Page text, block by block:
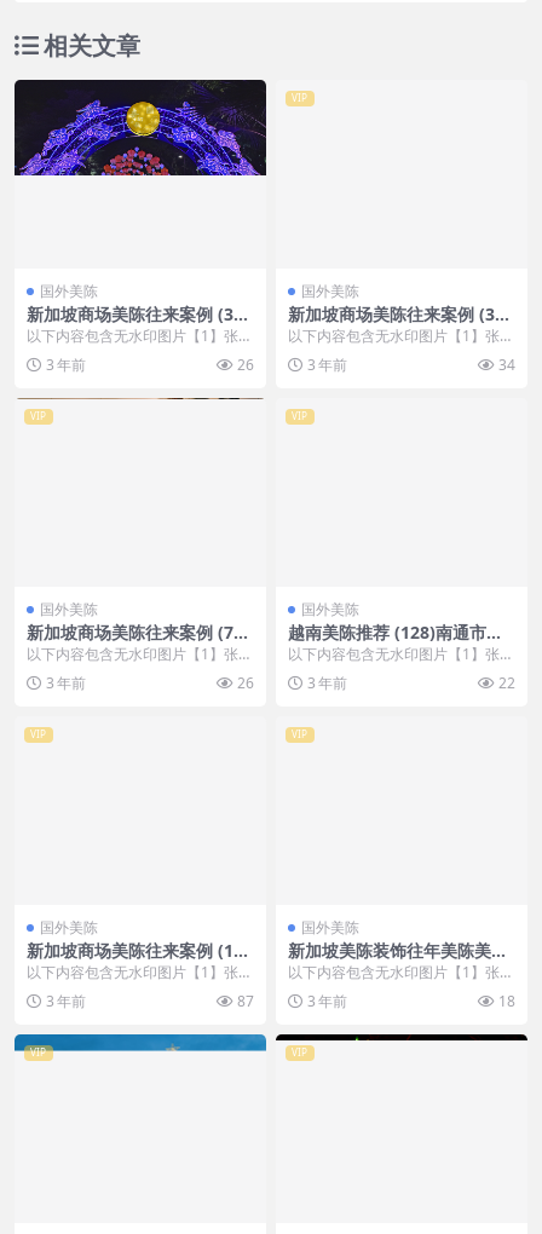
相关文章
国外美陈
新加坡商场美陈往来案例 (363
4)湖州市好的美陈方案
以下内容包含无水印图片【1】张
，开通会员无障碍浏览 开通VIP会
员 3 年前 26
VIP
国外美陈
新加坡商场美陈往来案例 (314
2)威海市一企划
以下内容包含无水印图片【1】张
，开通会员无障碍浏览 开通VIP会
员 3 年前 34
VIP
国外美陈
新加坡商场美陈往来案例 (78
0)宁波市美陈设计网站
以下内容包含无水印图片【1】张
，开通会员无障碍浏览 开通VIP会
员 3 年前 26
VIP
国外美陈
越南美陈推荐 (128)南通市美
陈联盟
以下内容包含无水印图片【1】张
，开通会员无障碍浏览 开通VIP会
员 3 年前 22
VIP
国外美陈
新加坡商场美陈往来案例 (191
6)杭州市一企划
以下内容包含无水印图片【1】张
，开通会员无障碍浏览 开通VIP会
员 3 年前 87
VIP
国外美陈
新加坡美陈装饰往年美陈美陈
通宝 (130)湖州市壹企划
以下内容包含无水印图片【1】张
，开通会员无障碍浏览 开通VIP会
员 3 年前 18
VIP VIP